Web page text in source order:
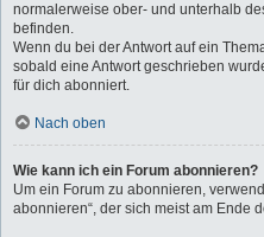
normalerweise ober- und unterhalb
befinden.
Wenn du bei der Antwort auf ein
sobald eine Antwort geschrieben
für dich abonniert.
Nach oben
Wie kann ich ein Forum abonnieren?
Um ein Forum zu abonnieren,
abonnieren“, der sich meist am Ende